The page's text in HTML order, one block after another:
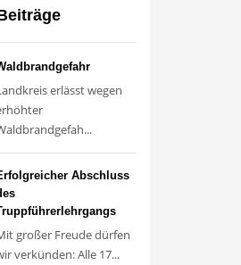
erlässt wegen
Abschluss
großer Freude dürfen
verkünden: Alle 17...